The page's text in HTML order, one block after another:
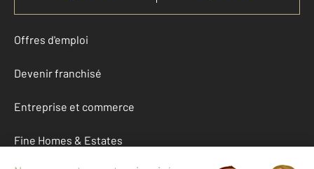
Offres d'emploi
Devenir franchisé
Entreprise et commerce
Fine Homes & Estates